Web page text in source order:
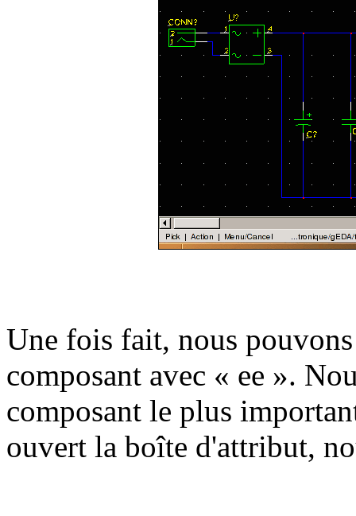
Une fois fait, nous
composant avec « ee ».
composant le plus
ouvert la boîte d'attribut,